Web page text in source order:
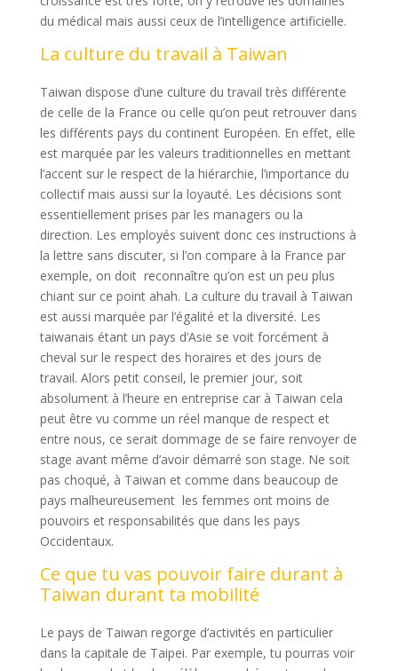
du médical mais aussi ceux de l’intelligence artificielle.
La culture du travail à Taiwan
Taiwan dispose d’une culture du travail très différente
de celle de la France ou celle qu’on peut retrouver dans
les différents pays du continent Européen. En effet, elle
est marquée par les valeurs traditionnelles en mettant
l’accent sur le respect de la hiérarchie, l’importance du
collectif mais aussi sur la loyauté. Les décisions sont
essentiellement prises par les managers ou la
direction. Les employés suivent donc ces instructions à
la lettre sans discuter, si l’on compare à la France par
exemple, on doit reconnaître qu’on est un peu plus
chiant sur ce point ahah. La culture du travail à Taiwan
est aussi marquée par l’égalité et la diversité. Les
taiwanais étant un pays d’Asie se voit forcément à
cheval sur le respect des horaires et des jours de
travail. Alors petit conseil, le premier jour, soit
absolument à l’heure en entreprise car à Taiwan cela
peut être vu comme un réel manque de respect et
entre nous, ce serait dommage de se faire renvoyer de
stage avant même d’avoir démarré son stage. Ne soit
pas choqué, à Taiwan et comme dans beaucoup de
pays malheureusement les femmes ont moins de
pouvoirs et responsabilités que dans les pays
Occidentaux.
Ce que tu vas pouvoir faire durant à
Taiwan durant ta mobilité
Le pays de Taiwan regorge d’activités en particulier
dans la capitale de Taipei. Par exemple, tu pourras voir